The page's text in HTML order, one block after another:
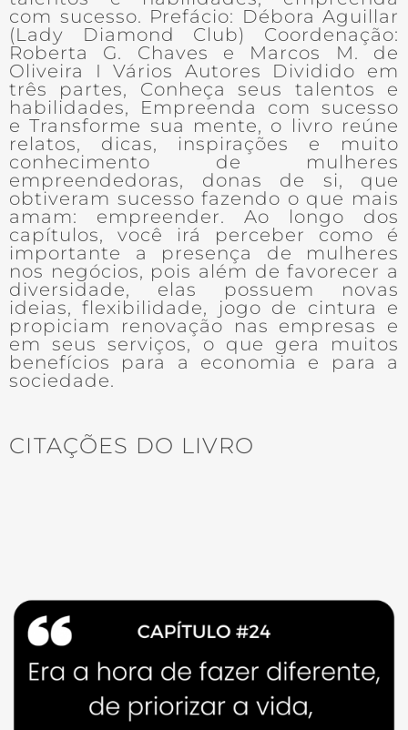
com sucesso. Prefácio: Débora Aguillar
(Lady Diamond Club) Coordenação:
Roberta G. Chaves e Marcos M. de
Oliveira I Vários Autores Dividido em
três partes, Conheça seus talentos e
habilidades, Empreenda com sucesso
e Transforme sua mente, o livro reúne
relatos, dicas, inspirações e muito
conhecimento de mulheres
empreendedoras, donas de si, que
obtiveram sucesso fazendo o que mais
amam: empreender. Ao longo dos
capítulos, você irá perceber como é
importante a presença de mulheres
nos negócios, pois além de favorecer a
diversidade, elas possuem novas
ideias, flexibilidade, jogo de cintura e
propiciam renovação nas empresas e
em seus serviços, o que gera muitos
benefícios para a economia e para a
sociedade.
CITAÇÕES DO LIVRO